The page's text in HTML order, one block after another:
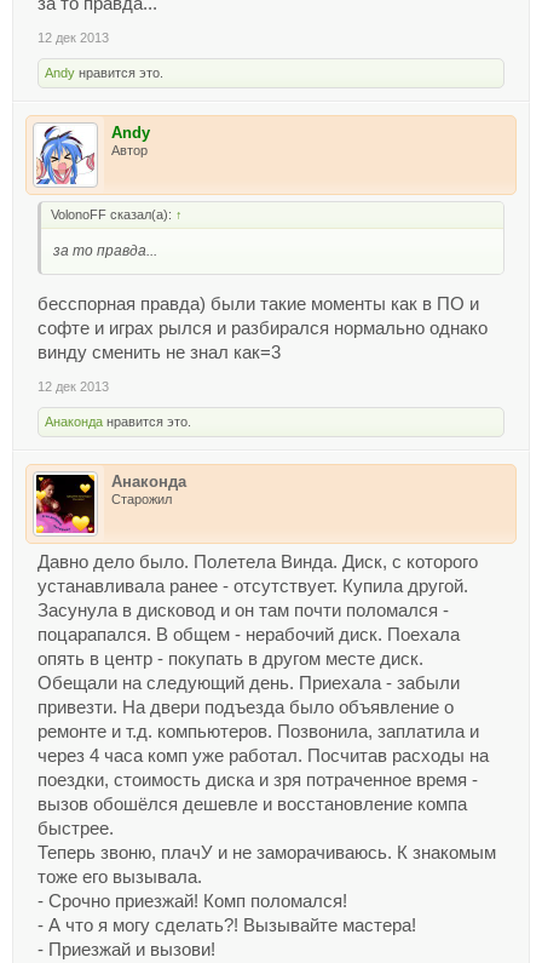
звоните знакомым тыжсекретарь или тыжбухгалтер они
подскажут больше)
Вывод:
Тыжпрограмист- самые щедрые, добрые, и терпеливые
это лишь малость) уважайте друг друга! и не забывайте.
время- деньги! а час программиста стоит не дешево!=)
тыжпрограммист всегда готово отказаться от прогулки с
любимой ради решения твой проблемы.
12 дек 2013
Andy нравится это.
Andy
Автор
VolonoFF сказал(а): ↑
за то правда...
бесспорная правда) были такие моменты как в ПО и
софте и играх рылся и разбирался нормально однако
винду сменить не знал как=3
12 дек 2013
Анаконда нравится это.
Анаконда
Старожил
Давно дело было. Полетела Винда. Диск, с которого
устанавливала ранее - отсутствует. Купила другой.
Засунула в дисковод и он там почти поломался -
поцарапался. В общем - нерабочий диск. Поехала
опять в центр - покупать в другом месте диск.
Обещали на следующий день. Приехала - забыли
привезти. На двери подъезда было объявление о
ремонте и т.д. компьютеров. Позвонила, заплатила и
через 4 часа комп уже работал. Посчитав расходы на
поездки, стоимость диска и зря потраченное время -
вызов обошёлся дешевле и восстановление компа
быстрее.
Теперь звоню, плачУ и не заморачиваюсь. К знакомым
тоже его вызывала.
- Срочно приезжай! Комп поломался!
- А что я могу сделать?! Вызывайте мастера!
- Приезжай и вызови!